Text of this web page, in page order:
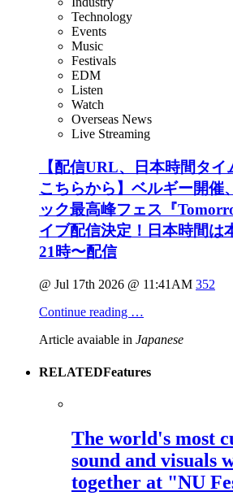
Technology
Events
Music
Festivals
EDM
Listen
Watch
Overseas News
Live Streaming
【配信URL、日本時間タ
こちらから】ベルギー開催
ック最高峰フェス『
イブ配信決定！日本時間は
21時〜配信
@ Jul 17th 2026 @ 11:41AM 352
Continue reading …
Article avaiable in Japanese
RELATEDFeatures
The world's most
sound and visuals
together at "NU